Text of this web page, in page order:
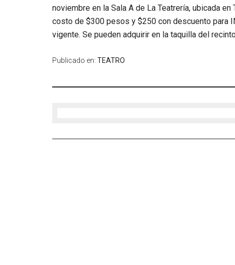
noviembre en la Sala A de La Teatrería, ubicada
costo de $300 pesos y $250 con descuento para
vigente. Se pueden adquirir en la taquilla del
Publicado en: TEATRO